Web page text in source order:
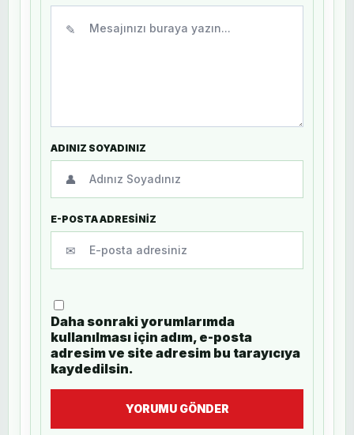
✎
ADINIZ SOYADINIZ
👤
E-POSTA ADRESİNİZ
✉
Daha sonraki yorumlarımda
kullanılması için adım, e-posta
adresim ve site adresim bu tarayıcıya
kaydedilsin.
YORUMU GÖNDER